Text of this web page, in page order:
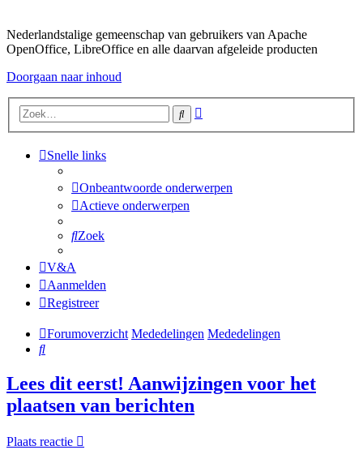
Nederlandstalige gemeenschap van gebruikers van Apache
OpenOffice, LibreOffice en alle daarvan afgeleide producten
Doorgaan naar inhoud
Zoek
Snelle links
Onbeantwoorde onderwerpen
Actieve onderwerpen
Zoek
V&A
Aanmelden
Registreer
Forumoverzicht Mededelingen Mededelingen
Zoek
Lees dit eerst! Aanwijzingen voor het
plaatsen van berichten
Plaats reactie